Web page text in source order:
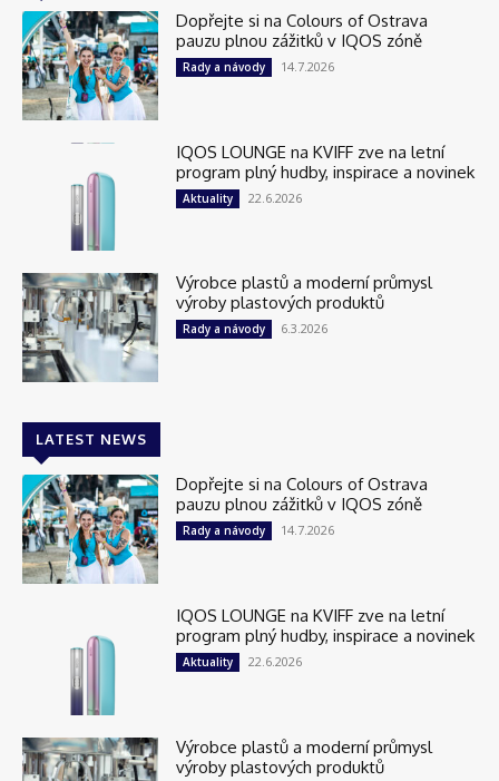
Dopřejte si na Colours of Ostrava
pauzu plnou zážitků v IQOS zóně
Rady a návody 14.7.2026
IQOS LOUNGE na KVIFF zve na letní
program plný hudby, inspirace a novinek
Aktuality 22.6.2026
Výrobce plastů a moderní průmysl
výroby plastových produktů
Rady a návody 6.3.2026
LATEST NEWS
Dopřejte si na Colours of Ostrava
pauzu plnou zážitků v IQOS zóně
Rady a návody 14.7.2026
IQOS LOUNGE na KVIFF zve na letní
program plný hudby, inspirace a novinek
Aktuality 22.6.2026
Výrobce plastů a moderní průmysl
výroby plastových produktů